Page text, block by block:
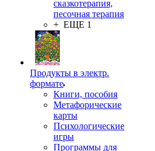
сказкотерапия,
песочная терапия
+ ЕЩЕ 1
Продукты в электр.
формате
Книги, пособия
Метафорические
карты
Психологические
игры
Программы для